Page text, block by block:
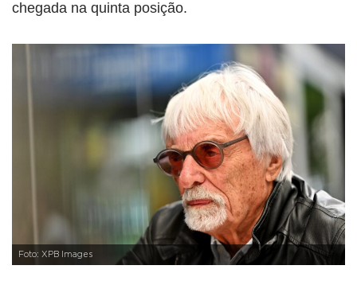
chegada na quinta posição.
Foto: XPB Images